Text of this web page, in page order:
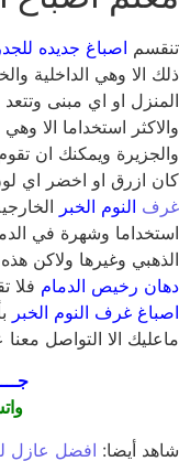
تنقسم اصباغ جديده
ذلك الا وهي الداخلية
المنزل او اي مبنى وتتعد
والاكثر استخداما الا وهي
والجزيرة ويمكنك ان
كان ازرق او اخضر اي
غرف النوم الخبر
استخداما وشهرة في
الذهبي وغيرها ولاكن
دهان رخيص الدمام فلا
اصباغ غرف النوم الخبر
ماعليك الا التواصل معنا
شاهد أيضا: افضل عازل